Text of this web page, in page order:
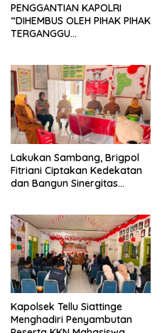
PENGGANTIAN KAPOLRI
“DIHEMBUS OLEH PIHAK PIHAK
TERGANGGU
Lakukan Sambang, Brigpol
Fitriani Ciptakan Kedekatan
dan Bangun Sinergitas
Kapolsek Tellu Siattinge
Menghadiri Penyambutan